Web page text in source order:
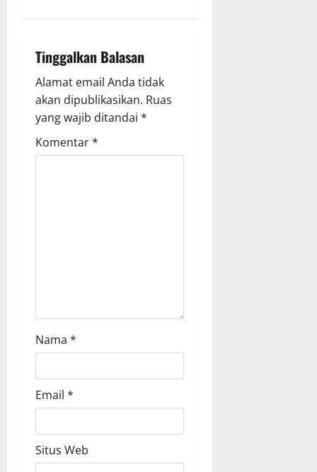
g
a
t
i
Tinggalkan Balasan
Alamat email Anda tidak
akan dipublikasikan. Ruas
yang wajib ditandai *
Komentar*
Nama *
Email *
Situs Web